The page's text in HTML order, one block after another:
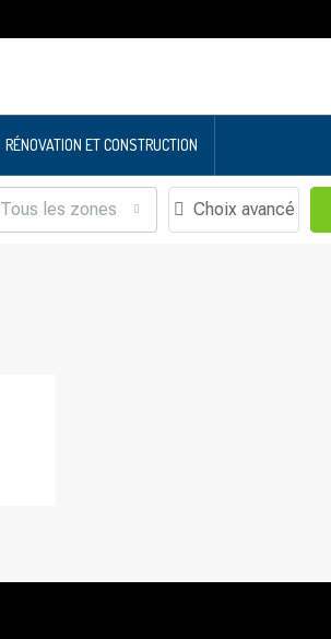
RÉNOVATION ET CONSTRUCTION
Tous les zones Choix avancé